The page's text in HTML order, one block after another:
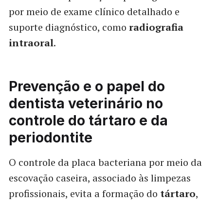
por meio de exame clínico detalhado e
suporte diagnóstico, como radiografia
intraoral.
Prevenção e o papel do
dentista veterinário no
controle do tártaro e da
periodontite
O controle da placa bacteriana por meio da
escovação caseira, associado às limpezas
profissionais, evita a formação do tártaro,